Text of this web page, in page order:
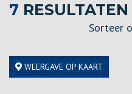
7
Sorteer
WEERGAVE OP KAART